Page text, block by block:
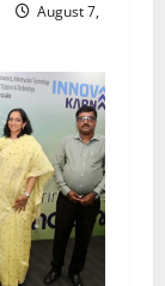
August 7,